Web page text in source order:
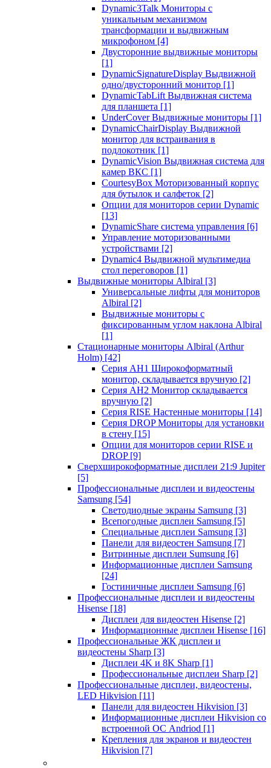
Dynamic3Talk Мониторы с
уникальным механизмом
трансформации и выдвижным
микрофоном [4]
Двусторонние выдвижные мониторы
[1]
DynamicSignatureDisplay Выдвижной
одно/двусторонний монитор [1]
DynamicTabLift Выдвижная система
для планшета [1]
UnderCover Выдвижные мониторы [1]
DynamicChairDisplay Выдвижной
монитор для встраивания в
подлокотник [1]
DynamicVision Выдвижная система для
камер ВКС [1]
CourtesyBox Моторизованный корпус
для бутылок и салфеток [2]
Опции для мониторов серии Dynamic
[13]
DynamicShare система управления [6]
Управление моторизованными
устройствами [2]
Dynamic4 Выдвижной мультимедиа
стол переговоров [1]
Выдвижные мониторы Albiral [3]
Универсальные лифты для мониторов
Albiral [2]
Выдвижные мониторы с
фиксированным углом наклона Albiral
[1]
Стационарные мониторы Albiral (Arthur
Holm) [42]
Серия AH1 Широкоформатный
монитор, складывается вручную [2]
Серия AH2 Монитор складывается
вручную [2]
Серия RISE Настенные мониторы [14]
Серия DROP Мониторы для установки
в стену [15]
Опции для мониторов серии RISE и
DROP [9]
Сверхширокоформатные дисплеи 21:9 Jupiter
[5]
Профессиональные дисплеи и видеостены
Samsung [54]
Светодиодные экраны Samsung [3]
Всепогодные дисплеи Samsung [5]
Специальные дисплеи Samsung [3]
Панели для видеостен Samsung [7]
Витринные дисплеи Sumsung [6]
Информационные дисплеи Samsung
[24]
Гостиничные дисплеи Samsung [6]
Профессиональные дисплеи и видеостены
Hisense [18]
Дисплеи для видеостен Hisense [2]
Информационные дисплеи Hisense [16]
Профессиональные ЖК дисплеи и
видеостены Sharp [3]
Дисплеи 4K и 8K Sharp [1]
Профессиональные дисплеи Sharp [2]
Профессиональные дисплеи, видеостены,
LED Hikvision [11]
Панели для видеостен Hikvision [3]
Информационные дисплеи Hikvision со
встроенной ОС Andriod [1]
Крепления для экранов и видеостен
Hikvision [7]